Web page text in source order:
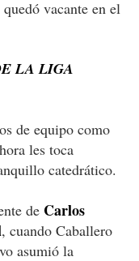
vacante en el
LA LIGA
de equipo como
les toca
catedrático.
de Carlos
, cuando Caballero
asumió la